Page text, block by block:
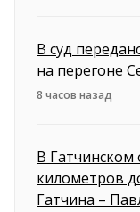
В суд
на перегоне
8 часов назад
В Гатчинском
километров
Гатчина –